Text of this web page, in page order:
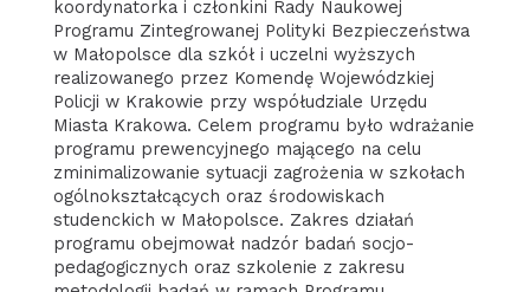
koordynatorka i członkini Rady Naukowej
Programu Zintegrowanej Polityki Bezpieczeństwa
w Małopolsce dla szkół i uczelni wyższych
realizowanego przez Komendę Wojewódzkiej
Policji w Krakowie przy współudziale Urzędu
Miasta Krakowa. Celem programu było wdrażanie
programu prewencyjnego mającego na celu
zminimalizowanie sytuacji zagrożenia w szkołach
ogólnokształcących oraz środowiskach
studenckich w Małopolsce. Zakres działań
programu obejmował nadzór badań socjo-
pedagogicznych oraz szkolenie z zakresu